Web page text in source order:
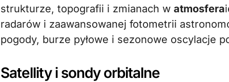
strukturze, topografii i zmianach w atmosfera
radarów i zaawansowanej fotometrii
pogody, burze pyłowe i sezonowe oscylacje
Satellity i sondy orbitalne